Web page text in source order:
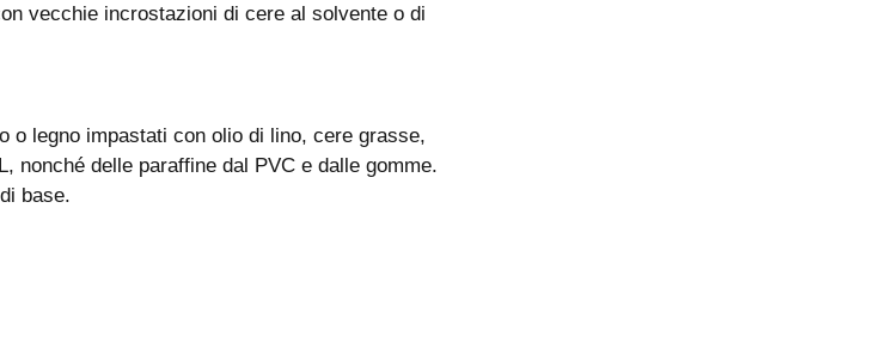
vecchie incrostazioni di cere al solvente o di
o legno impastati con olio di lino, cere grasse,
nonché delle paraffine dal PVC e dalle gomme.
base.